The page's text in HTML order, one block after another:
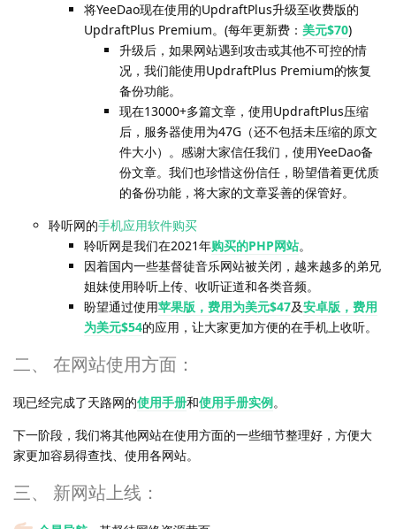
将YeeDao现在使用的UpdraftPlus升级至收费版的
UpdraftPlus Premium。(每年更新费： 美元$70)
升级后，如果网站遇到攻击或其他不可控的情
况，我们能使用UpdraftPlus Premium的恢复
备份功能。
现在13000+多篇文章，使用UpdraftPlus压缩
后，服务器使用为47G（还不包括未压缩的原文
件大小）。感谢大家信任我们，使用YeeDao备
份文章。我们也珍惜这份信任，盼望借着更优质
的备份功能，将大家的文章妥善的保管好。
聆听网的手机应用软件购买
聆听网是我们在2021年购买的PHP网站。
因着国内一些基督徒音乐网站被关闭，越来越多的弟兄
姐妹使用聆听上传、收听证道和各类音频。
盼望通过使用苹果版，费用为美元$47及安卓版，费用
为美元$54的应用，让大家更加方便的在手机上收听。
二、 在网站使用方面：
现已经完成了天路网的使用手册和使用手册实例。
下一阶段，我们将其他网站在使用方面的一些细节整理好，方便大
家更加容易得查找、使用各网站。
三、 新网站上线：